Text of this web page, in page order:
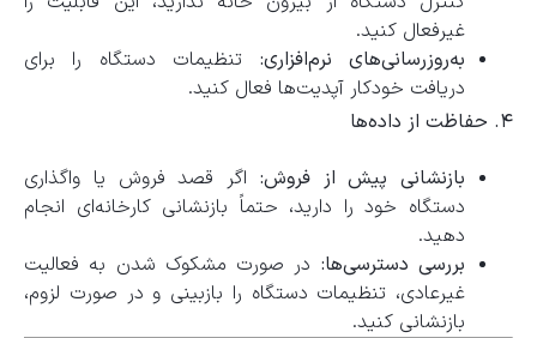
غیرفعال کنید.
به‌روزرسانی‌های نرم‌افزاری: تنظیمات دستگاه را برای
دریافت خودکار آپدیت‌ها فعال کنید.
۴. حفاظت از داده‌ها
بازنشانی پیش از فروش: اگر قصد فروش یا واگذاری
دستگاه خود را دارید، حتماً بازنشانی کارخانه‌ای انجام
دهید.
بررسی دسترسی‌ها: در صورت مشکوک شدن به فعالیت
غیرعادی، تنظیمات دستگاه را بازبینی و در صورت لزوم،
بازنشانی کنید.